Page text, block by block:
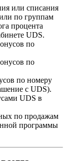
или списания
по группам
процента
UDS.
по
по
по номеру
с UDS).
UDS в
по продажам
программы